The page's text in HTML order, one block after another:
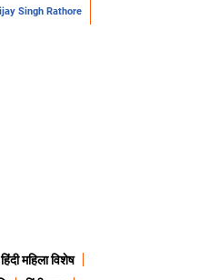
Singh Rathore
हिंदी महिला विशेष